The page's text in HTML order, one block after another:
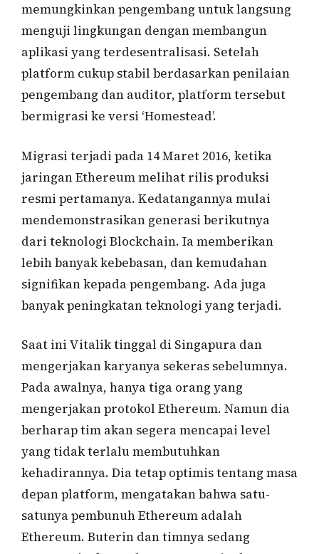
memungkinkan pengembang untuk langsung
menguji lingkungan dengan membangun
aplikasi yang terdesentralisasi. Setelah
platform cukup stabil berdasarkan penilaian
pengembang dan auditor, platform tersebut
bermigrasi ke versi ‘Homestead’.
Migrasi terjadi pada 14 Maret 2016, ketika
jaringan Ethereum melihat rilis produksi
resmi pertamanya. Kedatangannya mulai
mendemonstrasikan generasi berikutnya
dari teknologi Blockchain. Ia memberikan
lebih banyak kebebasan, dan kemudahan
signifikan kepada pengembang. Ada juga
banyak peningkatan teknologi yang terjadi.
Saat ini Vitalik tinggal di Singapura dan
mengerjakan karyanya sekeras sebelumnya.
Pada awalnya, hanya tiga orang yang
mengerjakan protokol Ethereum. Namun dia
berharap tim akan segera mencapai level
yang tidak terlalu membutuhkan
kehadirannya. Dia tetap optimis tentang masa
depan platform, mengatakan bahwa satu-
satunya pembunuh Ethereum adalah
Ethereum. Buterin dan timnya sedang